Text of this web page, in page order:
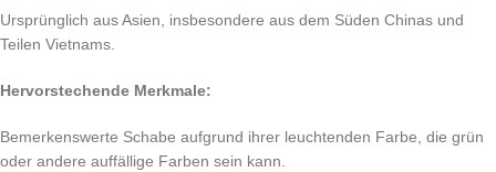
Ursprünglich aus Asien, insbesondere aus dem Süden Chinas und
Teilen Vietnams.
Hervorstechende Merkmale:
Bemerkenswerte Schabe aufgrund ihrer leuchtenden Farbe, die grün
oder andere auffällige Farben sein kann.